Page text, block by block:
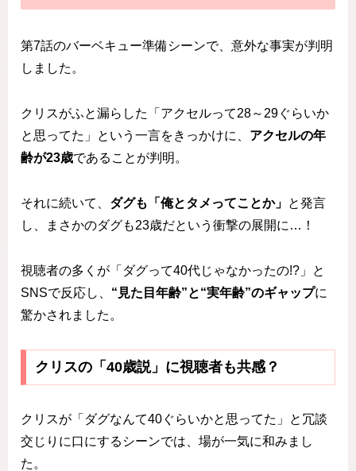
第7話のバーベキュー準備シーンで、意外な事実が判明
しました。
クリスがふと漏らした「アクセルって28～29ぐらいか
と思ってた」という一言をきっかけに、 アクセルの年
齢が23歳であることが判明。
それに続いて、 ダグも「俺とタメってことか」 と発言
し、まさかのダグも23歳だという衝撃の展開に…！
視聴者の多くが「ダグって40代じゃなかったの!?」と
SNSで反応し、 “見た目年齢”と“実年齢”のギャップに
驚かされました。
クリスの「40歳説」に視聴者も共感？
クリスが「ダグなんて40ぐらいかと思ってた」と冗談
交じりに口にするシーンでは、場が一気に和みまし
た。